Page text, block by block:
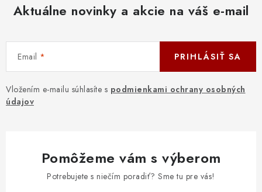
Aktuálne novinky a akcie na váš e-mail
Email
Vložením e-mailu súhlasíte s podmienkami ochrany osobných
údajov
PRIHLÁSIŤ SA
Pomôžeme vám s výberom
Potrebujete s niečím poradiť? Sme tu pre vás!